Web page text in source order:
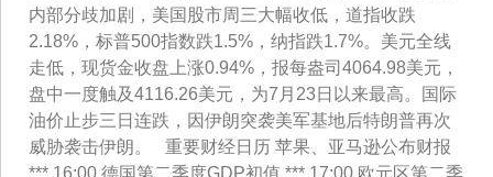
内部分歧加剧，美国股市周三大幅收低，道指收跌
2.18%，标普500指数跌1.5%，纳指跌1.7%。美元全线
走低，现货金收盘上涨0.94%，报每盎司4064.98美元，
盘中一度触及4116.26美元，为7月23日以来最高。国际
油价止步三日连跌，因伊朗突袭美军基地后特朗普再次
威胁袭击伊朗。 重要财经日历 苹果、亚马逊公布财报
*** 16:00 德国第二季度GDP初值 *** 17:00 欧元区第二季